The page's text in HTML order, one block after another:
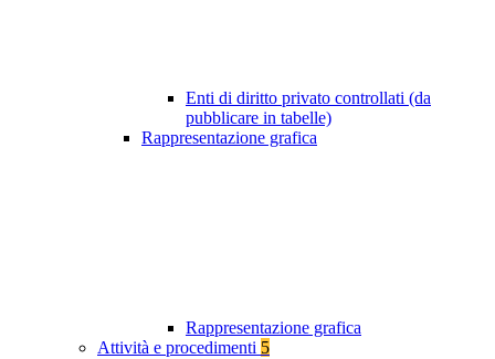
Enti di diritto privato controllati (da
pubblicare in tabelle)
Rappresentazione grafica
Rappresentazione grafica
Attività e procedimenti 5